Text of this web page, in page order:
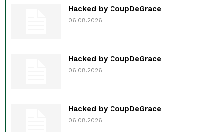
Hacked by CoupDeGrace
06.08.2026
Hacked by CoupDeGrace
06.08.2026
Hacked by CoupDeGrace
06.08.2026